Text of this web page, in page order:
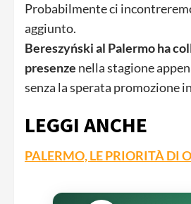
Probabilmente ci
aggiunto.
Bereszyński al Palermo ha
presenze nella stagione
senza la sperata promozione
LEGGI ANCHE
PALERMO, LE PRIORITÀ DI